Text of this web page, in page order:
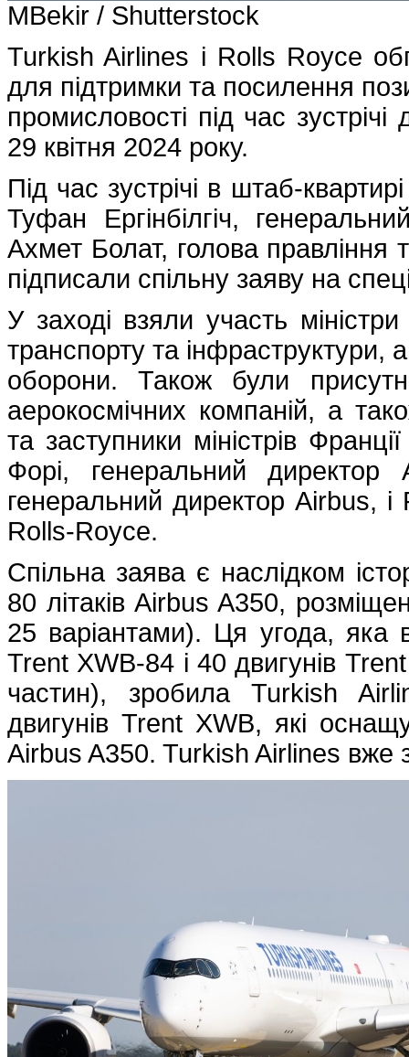
MBekir / Shutterstock
Turkish Airlines і Rolls Royce
для підтримки та посилення
промисловості під час зустрічі
29 квітня 2024 року.
Під час зустрічі в штаб-
Туфан Ергінбілгіч,
Ахмет Болат, голова правління
підписали спільну заяву на
У заході взяли участь міністри
транспорту та інфраструктури,
оборони. Також були
аерокосмічних компаній, а
та заступники міністрів
Форі, генеральний директор
генеральний директор Airbus,
Rolls-Royce.
Спільна заява є наслідком
80 літаків Airbus A350,
25 варіантами). Ця угода, яка
Trent XWB-84 і 40 двигунів
частин), зробила Turkish
двигунів Trent XWB, які
Airbus A350. Turkish Airlines вже